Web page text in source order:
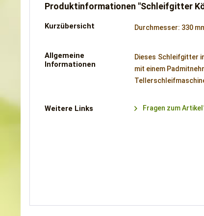
Produktinformationen "Schleifgitter
Kurzübersicht Durchmesser: 330
Allgemeine
Informationen
Dieses Schleifgitter
mit einem
Weitere Links Fragen zum